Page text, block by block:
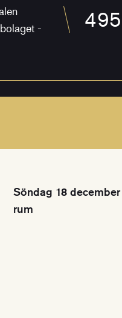
-
Söndag 18
rum